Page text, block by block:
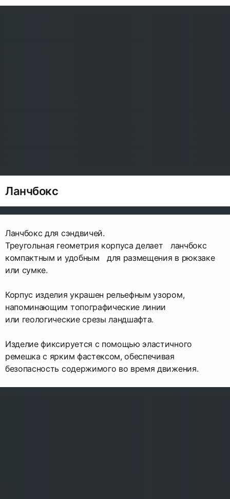
Ланчбокс
Ланчбокс для сэндвичей.
Треугольная геометрия корпуса делает ланчбокс
компактным и удобным для размещения в рюкзаке
или сумке.
Корпус изделия украшен рельефным узором,
напоминающим топографические линии
или геологические срезы ландшафта.
Изделие фиксируется с помощью эластичного
ремешка с ярким фастексом, обеспечивая
безопасность содержимого во время движения.